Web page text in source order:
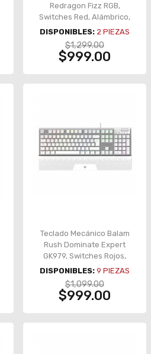
Redragon Fizz RGB,
Switches Red, Alámbrico,
Iluminación LED RGB, Inglés
- K617CT-RGB
DISPONIBLES: 2 PIEZAS
$1,299.00
$999.00
Teclado Mecánico Balam
Rush Dominate Expert
GK979, Switches Rojos,
Reposa muñecas, RGB,
Español - BR-936798
DISPONIBLES: 9 PIEZAS
$1,099.00
$999.00